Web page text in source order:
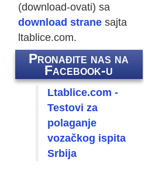
(download-ovati) sa
download strane sajta
ltablice.com.
Pronađite nas na
Facebook-u
Ltablice.com -
Testovi za
polaganje
vozačkog ispita
Srbija